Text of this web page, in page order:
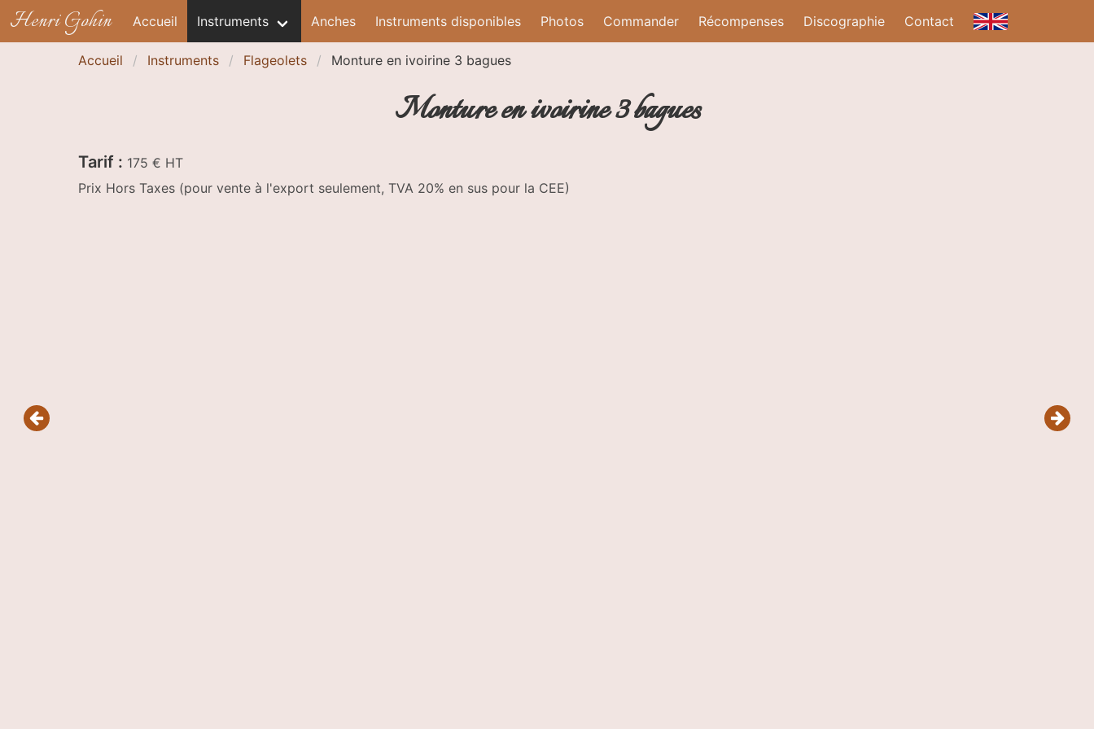
Henri Gohin Accueil Instruments Anches Instruments disponibles Photos Commander Récompenses Discographie Contact
Accueil Instruments Flageolets Monture en ivoirine 3 bagues
Monture en ivoirine 3 bagues
Tarif : 175 € HT
Prix Hors Taxes (pour vente à l'export seulement, TVA 20% en sus pour la CEE)